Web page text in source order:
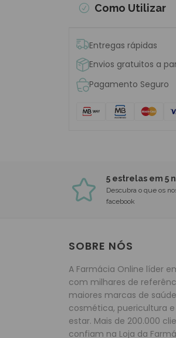
Como Utilizar
Entregas rápidas
Envios gratuitos a
Pagamento Seguro
5 estrelas em 5
Descubra o que os
facebook
SOBRE NÓS
A Farmácia Online líder
com milhares de
maiores marcas de
cosmética, puericultura
estar. Mais de 200.000
confiam na Loja da